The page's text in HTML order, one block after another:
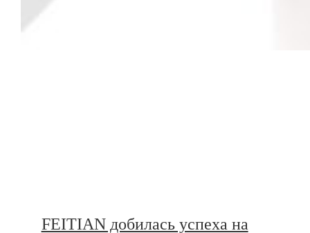
FEITIAN добилась успеха на